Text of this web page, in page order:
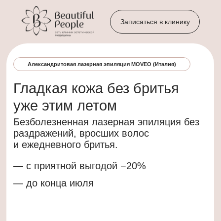
Записаться в клинику
Приглашем в новую клинику
Beautiful People Comfort
— Подарочный сертифкат на 1000 рублей
— Консультация косметолога и нутрициолога
Воспользуйтесь специальными
предложениями в честь открытия нового
филиала.
Открытие клиники
Гладкая кожа без бритья
— до конца июля
— с приятной выгодой −20%
Безболезненная лазерная эпиляция без
раздражений, вросших волос
и ежедневного бритья.
Александритовая лазерная эпиляция MOVEO (Италия)